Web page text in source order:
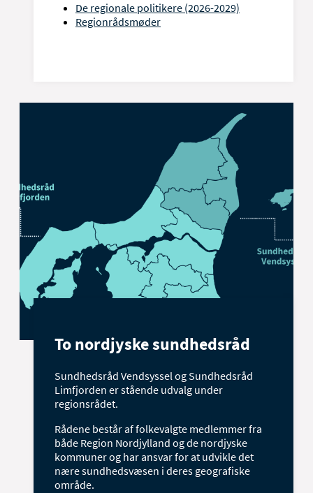
De regionale politikere (2026-2029)
Regionrådsmøder
To nordjyske sundhedsråd
Sundhedsråd Vendsyssel og Sundhedsråd
Limfjorden er stående udvalg under
regionsrådet.
Rådene består af folkevalgte medlemmer fra
både Region Nordjylland og de nordjyske
kommuner og har ansvar for at udvikle det
nære sundhedsvæsen i deres geografiske
område.